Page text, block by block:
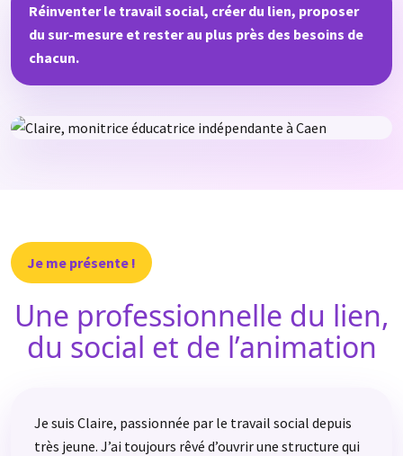
Réinventer le travail social, créer du lien, proposer
du sur-mesure et rester au plus près des besoins de
chacun.
Je me présente !
Une professionnelle du lien,
du social et de l’animation
Je suis Claire, passionnée par le travail social depuis
très jeune. J’ai toujours rêvé d’ouvrir une structure qui